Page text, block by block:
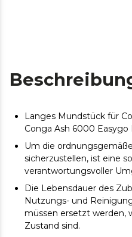
Langes Mundstück für
Conga Ash 6000 Easygo
Um die
sicherzustellen, ist eine
verantwortungsvoller
Die Lebensdauer des
Nutzungs- und
müssen ersetzt werden,
Zustand sind.